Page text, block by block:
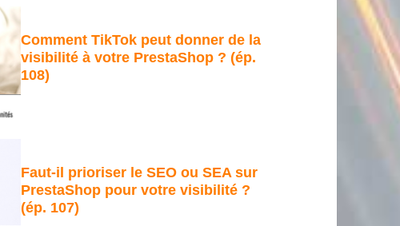
Comment TikTok peut donner de la
visibilité à votre PrestaShop ? (ép.
108)
Faut-il prioriser le SEO ou SEA sur
PrestaShop pour votre visibilité ?
(ép. 107)